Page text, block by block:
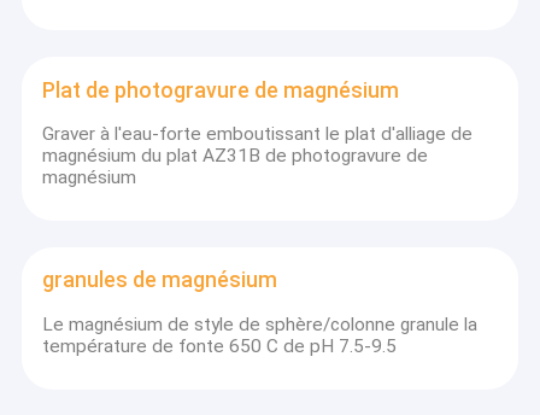
Plat de photogravure de magnésium
Graver à l'eau-forte emboutissant le plat d'alliage de
magnésium du plat AZ31B de photogravure de
magnésium
granules de magnésium
Le magnésium de style de sphère/colonne granule la
température de fonte 650 C de pH 7.5-9.5